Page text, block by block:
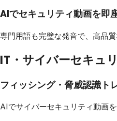
AIでセキュリティ動画を即
専門用語も完璧な発音で、高品
IT・サイバーセキュ
フィッシング・脅威認識ト
AIでサイバーセキュリティ動画